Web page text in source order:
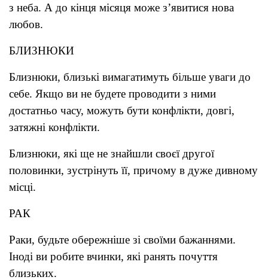
з неба. А до кінця місяця може з’явитися нова
любов.
БЛИЗНЮКИ
Близнюки, близькі вимагатимуть більше уваги до
себе. Якщо ви не будете проводити з ними
достатньо часу, можуть бути конфлікти, довгі,
затяжні конфлікти.
Близнюки, які ще не знайшли своєї другої
половинки, зустрінуть її, причому в дуже дивному
місці.
РАК
Раки, будьте обережніше зі своїми бажаннями.
Іноді ви робите вчинки, які ранять почуття
близьких.